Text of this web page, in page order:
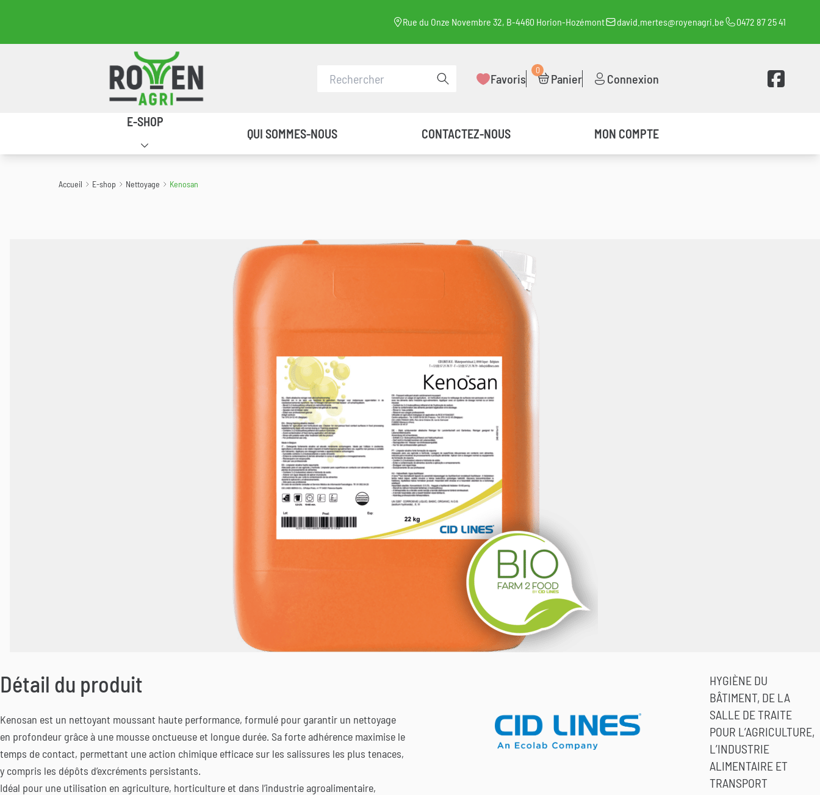
Rue du Onze Novembre 32, B-4460 Horion-Hozémont
david.mertes@royenagri.be 0472 87 25 41
Retour à la page d'accueil
Favoris
0
Panier Connexion Voir la page
E-SHOP
QUI SOMMES-NOUS
CONTACTEZ-NOUS MON COMPTE
Accueil E-shop Nettoyage Kenosan
HYGIÈNE DU
BÂTIMENT, DE LA
SALLE DE TRAITE
POUR L’AGRICULTURE,
L’INDUSTRIE
ALIMENTAIRE ET
TRANSPORT
Détail du produit
Kenosan est un nettoyant moussant haute performance, formulé pour garantir un nettoyage
en profondeur grâce à une mousse onctueuse et longue durée. Sa forte adhérence maximise le
temps de contact, permettant une action chimique efficace sur les salissures les plus tenaces,
y compris les dépôts d’excréments persistants.
Idéal pour une utilisation en agriculture, horticulture et dans l’industrie agroalimentaire,